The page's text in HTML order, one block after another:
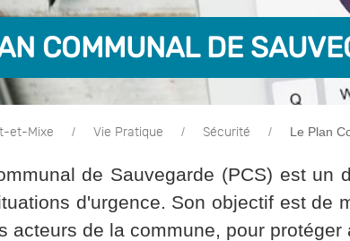
COMMUNAL DE
et-Mixe Vie Pratique Sécurité Le Plan
de Sauvegarde (PCS) est
d'urgence. Son objectif est de
acteurs de la commune, pour